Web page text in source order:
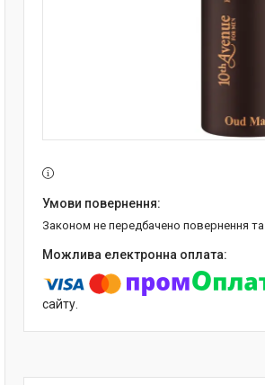
Законом не передбачено повернення
сайту.